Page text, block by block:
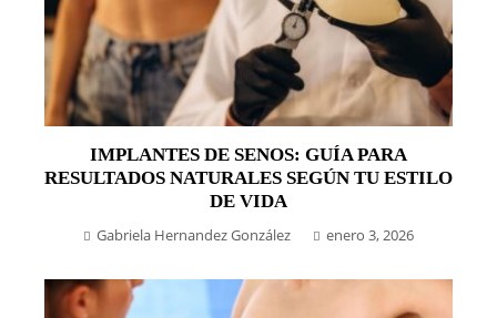
IMPLANTES DE SENOS: GUÍA PARA
RESULTADOS NATURALES SEGÚN TU ESTILO
DE VIDA
Gabriela Hernandez González enero 3, 2026